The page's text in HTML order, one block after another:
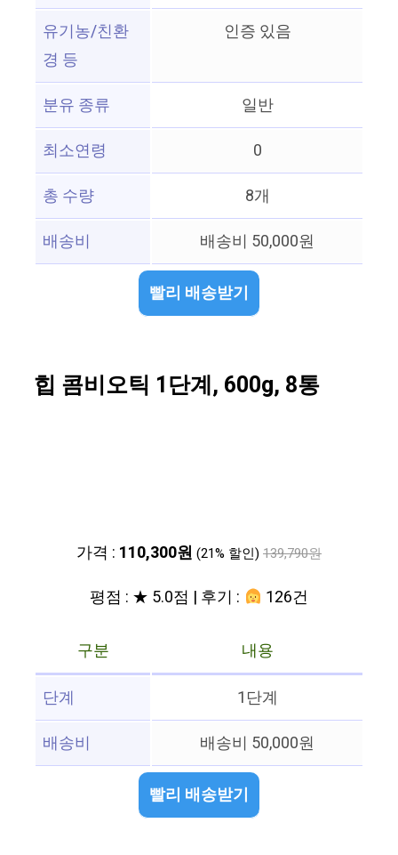
유기농/친환
경 등
인증 있음
분유 종류
일반
최소연령
0
총 수량
8개
배송비
배송비 50,000원
빨리 배송받기
힙 콤비오틱 1단계, 600g, 8통
가격 : 110,300원 (21% 할인) 139,790원
평점 : ★ 5.0점 | 후기 : 126건
구분
내용
단계
1단계
배송비
배송비 50,000원
빨리 배송받기